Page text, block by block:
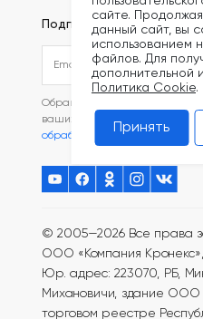
Подписаться на
Обращаясь в наш магазин, вы
ваших
персональных данных
обработки файлов Cookie
© 2005—2026 Все права
ООО «Компания Кронекс»,
Юр. адрес: 223070, РБ,
Михановичи, здание ООО
торговом реестре
сайте.
данный сайт, вы
использованием
файлов. Для
дополнительной
Политика Cookie.
Принять